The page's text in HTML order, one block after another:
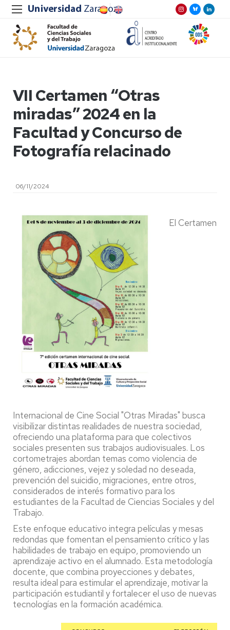
VII Certamen “Otras
miradas” 2024 en la
Facultad y Concurso de
Fotografía relacinado
06/11/2024
El Certamen
Internacional de Cine Social "Otras Miradas" busca
visibilizar distintas realidades de nuestra sociedad,
ofreciendo una plataforma para que colectivos
sociales presenten sus trabajos audiovisuales. Los
cortometrajes abordan temas como violencia de
género, adicciones, vejez y soledad no deseada,
prevención del suicidio, migraciones, entre otros,
considerados de interés formativo para los
estudiantes de la Facultad de Ciencias Sociales y del
Trabajo.
Este enfoque educativo integra películas y mesas
redondas que fomentan el pensamiento crítico y las
habilidades de trabajo en equipo, promoviendo un
aprendizaje activo en el alumnado. Esta metodología
docente, que combina proyecciones y debates,
resulta ideal para estimular el aprendizaje, motivar la
participación estudiantil y fortalecer el uso de nuevas
tecnologías en la formación académica.